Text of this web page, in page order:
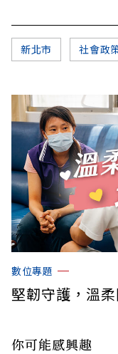
新北市 社會政
數位專題
堅韌守護，溫
你可能感興趣